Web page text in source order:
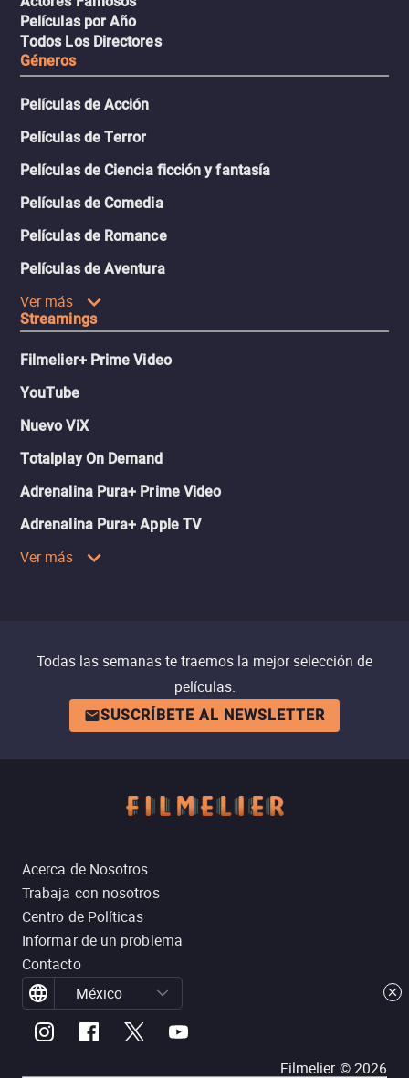
Películas por Año
Todos Los Directores
Géneros
Películas de Acción
Películas de Terror
Películas de Ciencia ficción y fantasía
Películas de Comedia
Películas de Romance
Películas de Aventura
Ver más
Streamings
Filmelier+ Prime Video
YouTube
Nuevo ViX
Totalplay On Demand
Adrenalina Pura+ Prime Video
Adrenalina Pura+ Apple TV
Ver más
Todas las semanas te traemos la mejor selección de
películas.
SUSCRÍBETE AL NEWSLETTER
Acerca de Nosotros
Trabaja con nosotros
Centro de Políticas
Informar de un problema
Contacto
México
Filmelier ©2026